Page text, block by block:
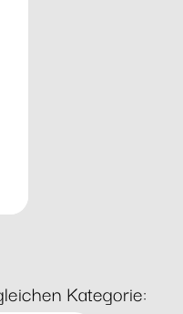
Kategorie: